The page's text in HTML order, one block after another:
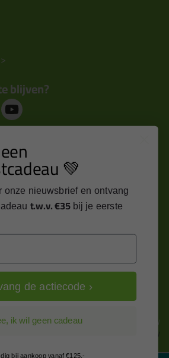
blijven?
deals rechtstreeks in je
Alle prijzen zijn in EURO en excl. 21% BTW
wijzig naar incl. BTW
💚
onze nieuwsbrief en ontvang
t.w.v. €35 bij je eerste
de actiecode ›
ik wil geen cadeau
bij aankoop vanaf €125,-